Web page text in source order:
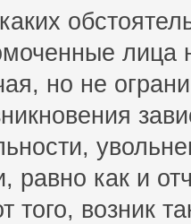
лица
но не
равно как и
того, возник